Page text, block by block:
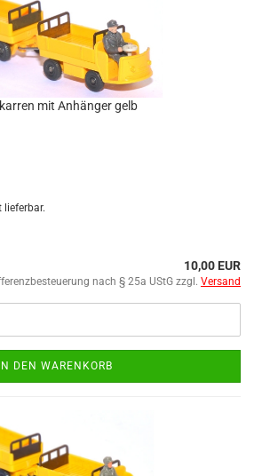
mit An­hän­ger gelb
lieferbar.
10,00 EUR
nach § 25a UStG zzgl. Versand
IN DEN WARENKORB